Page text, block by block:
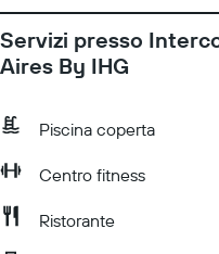
Servizi presso
Aires By IHG
Piscina coperta
Centro fitness
Ristorante